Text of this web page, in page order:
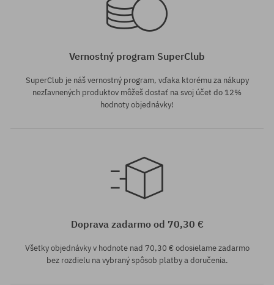
Vernostný program SuperClub
SuperClub je náš vernostný program, vďaka ktorému za nákupy
nezľavnených produktov môžeš dostať na svoj účet do 12%
hodnoty objednávky!
Doprava zadarmo od 70,30 €
Všetky objednávky v hodnote nad 70,30 € odosielame zadarmo
bez rozdielu na vybraný spôsob platby a doručenia.